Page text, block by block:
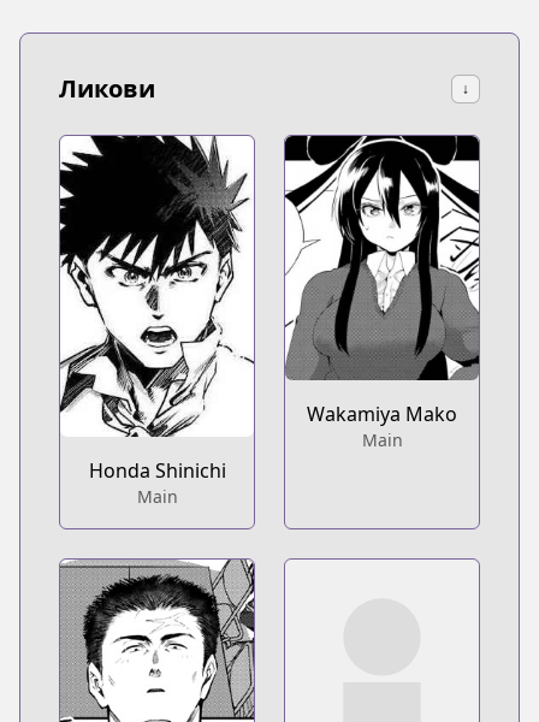
Ликови ↓
Honda Shinichi
Main
Wakamiya Mako
Main